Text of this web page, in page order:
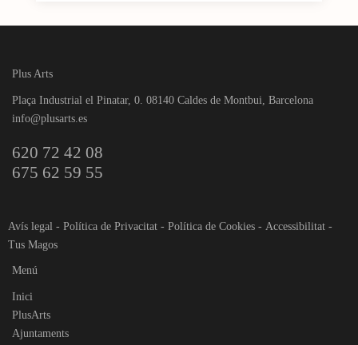
Plus Arts
Plaça Industrial el Pinatar, 0. 08140 Caldes de Montbui, Barcelona
info@plusarts.es
620 72 42 08
675 62 59 55
Avís legal - Política de Privacitat - Política de Cookies - Accessibilitat -
Tus Magos
Menú
Inici
PlusArts
Ajuntaments